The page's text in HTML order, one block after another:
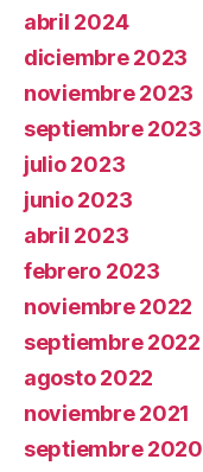
abril 2024
diciembre 2023
noviembre 2023
septiembre 2023
julio 2023
junio 2023
abril 2023
febrero 2023
noviembre 2022
septiembre 2022
agosto 2022
noviembre 2021
septiembre 2020